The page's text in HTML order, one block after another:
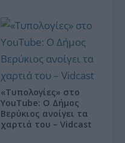
«Τυπολογίες» στο
YouTube: Ο Δήμος
Βερύκιος ανοίγει τα
χαρτιά του – Vidcast